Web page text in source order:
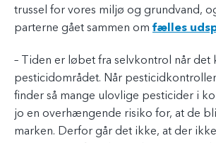
trussel for vores miljø og grundvand,
parterne gået sammen om fælles
– Tiden er løbet fra selvkontrol når det
pesticidområdet. Når
finder så mange ulovlige pesticider i
jo en overhængende risiko for, at de
marken. Derfor går det ikke, at der